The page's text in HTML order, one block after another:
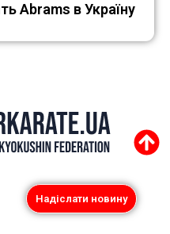
Abrams в Україну
Надіслати новину